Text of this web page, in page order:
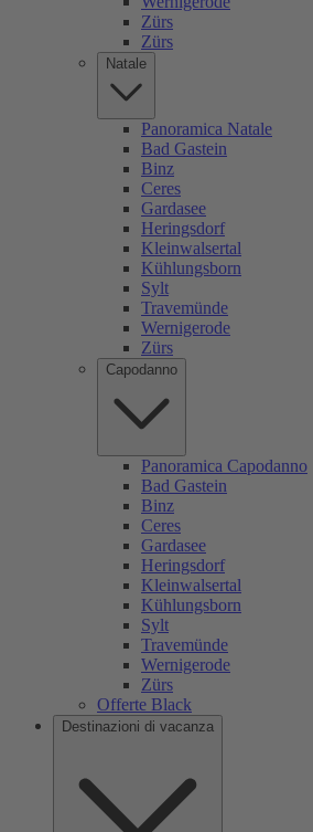
Zürs
Zürs
Natale
Panoramica Natale
Bad Gastein
Binz
Ceres
Gardasee
Heringsdorf
Kleinwalsertal
Kühlungsborn
Sylt
Travemünde
Wernigerode
Zürs
Capodanno
Panoramica Capodanno
Bad Gastein
Binz
Ceres
Gardasee
Heringsdorf
Kleinwalsertal
Kühlungsborn
Sylt
Travemünde
Wernigerode
Zürs
Offerte Black
Destinazioni di vacanza